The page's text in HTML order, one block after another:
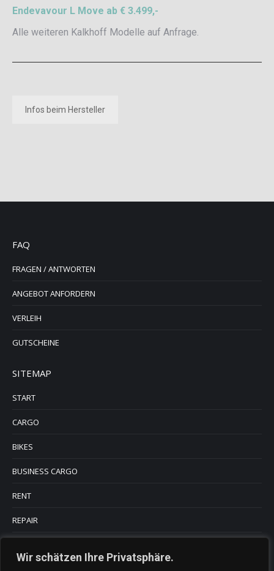
Wir schätzen Ihre Privatsphäre.
Endevavour L Move ab € 3.499,-
Alle weiteren Kalkhoff Modelle auf Anfrage.
Infos beim Hersteller
FAQ
FRAGEN / ANTWORTEN
ANGEBOT ANFORDERN
VERLEIH
GUTSCHEINE
SITEMAP
START
CARGO
BIKES
BUSINESS CARGO
RENT
REPAIR